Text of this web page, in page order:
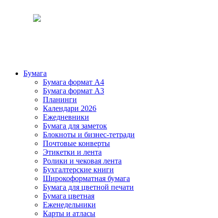
Бумага
Бумага формат А4
Бумага формат А3
Планинги
Календари 2026
Ежедневники
Бумага для заметок
Блокноты и бизнес-тетради
Почтовые конверты
Этикетки и лента
Ролики и чековая лента
Бухгалтерские книги
Широкоформатная бумага
Бумага для цветной печати
Бумага цветная
Еженедельники
Карты и атласы